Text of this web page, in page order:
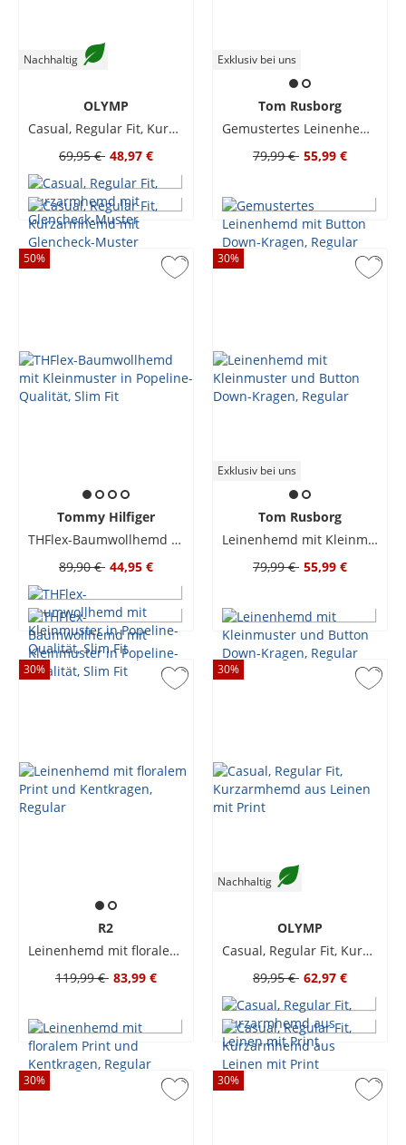
Nachhaltig
OLYMP
Casual, Regular Fit, Kurzarmhemd mit Glencheck-Muster
69,95 € 48,97 €
Exklusiv bei uns
Tom Rusborg
Gemustertes Leinenhemd mit Button Down-Kragen, Regular
79,99 € 55,99 €
50%
Tommy Hilfiger
THFlex-Baumwollhemd mit Kleinmuster in Popeline-Qualität, Slim Fit
89,90 € 44,95 €
30%
Exklusiv bei uns
Tom Rusborg
Leinenhemd mit Kleinmuster und Button Down-Kragen, Regular
79,99 € 55,99 €
30%
R2
Leinenhemd mit floralem Print und Kentkragen, Regular
119,99 € 83,99 €
30%
Nachhaltig
OLYMP
Casual, Regular Fit, Kurzarmhemd aus Leinen mit Print
89,95 € 62,97 €
30% 30%